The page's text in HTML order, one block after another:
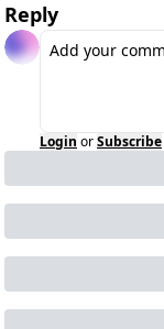
Reply
Login orSubscribe